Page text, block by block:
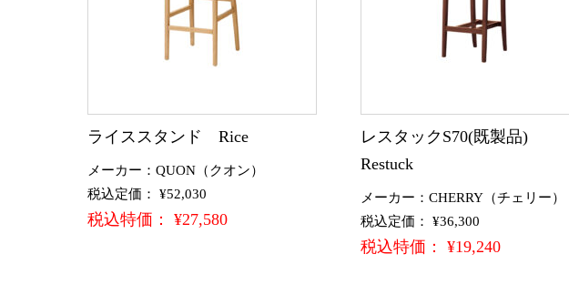
ライススタンド Rice
メーカー：QUON（クオン）
税込定価： ¥52,030
税込特価： ¥27,580
レスタックS70(既製品)
Restuck
メーカー：CHERRY（チェリー）
税込定価： ¥36,300
税込特価： ¥19,240